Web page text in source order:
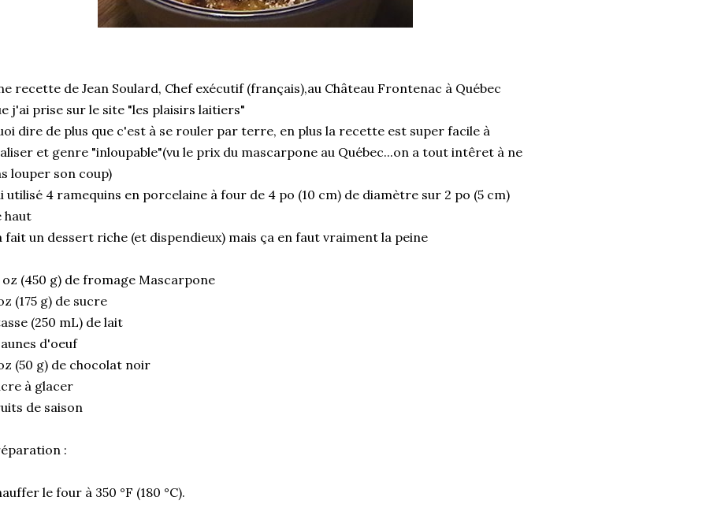
recette de Jean Soulard, Chef exécutif (français),au Château Frontenac à Québec
j'ai prise sur le site "les plaisirs laitiers"
dire de plus que c'est à se rouler par terre, en plus la recette est super facile à
et genre "inloupable"(vu le prix du mascarpone au Québec...on a tout intêret à ne
louper son coup)
utilisé 4 ramequins en porcelaine à four de 4 po (10 cm) de diamètre sur 2 po (5 cm)
haut
fait un dessert riche (et dispendieux) mais ça en faut vraiment la peine
oz (450 g) de fromage Mascarpone
(175 g) de sucre
(250 mL) de lait
d'oeuf
(50 g) de chocolat noir
à glacer
de saison
:
le four à 350 °F (180 °C).